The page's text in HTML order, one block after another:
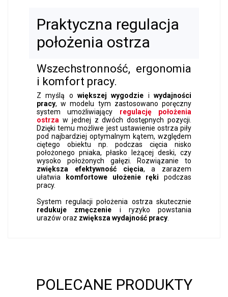
Praktyczna regulacja
położenia ostrza
Wszechstronność, ergonomia
i komfort pracy.
Z myślą o większej wygodzie iwydajności
pracy, w modelu tym zastosowano poręczny
system umożliwiający regulację położenia
ostrza w jednej z dwóch dostępnych pozycji.
Dzięki temu możliwe jest ustawienie ostrza piły
pod najbardziej optymalnym kątem, względem
ciętego obiektu np. podczas cięcia nisko
położonego pniaka, płasko leżącej deski, czy
wysoko położonych gałęzi. Rozwiązanie to
zwiększa efektywność cięcia, a zarazem
ułatwia
komfortowe ułożenie ręki podczas
pracy.
System regulacji położenia ostrza skutecznie
redukuje zmęczenie i ryzyko powstania
urazów oraz zwiększa wydajność pracy
POLECANE PRODUKTY